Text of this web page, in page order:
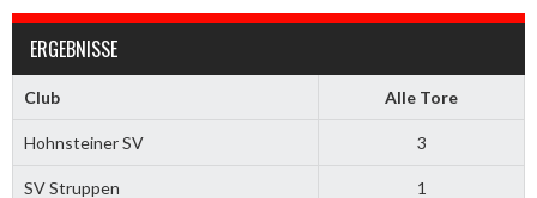
ERGEBNISSE
Club Alle Tore
Hohnsteiner SV 3
SV Struppen 1